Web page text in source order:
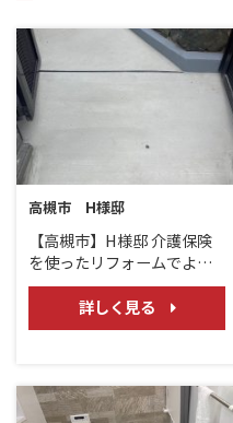
高槻市 H様邸
【高槻市】H様邸 介護保険
を使ったリフォームでより
安全快適に！！/スロープ
詳しく見る